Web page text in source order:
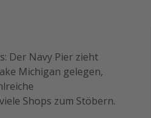
Der Navy Pier zieht
Michigan gelegen,
Shops zum Stöbern.